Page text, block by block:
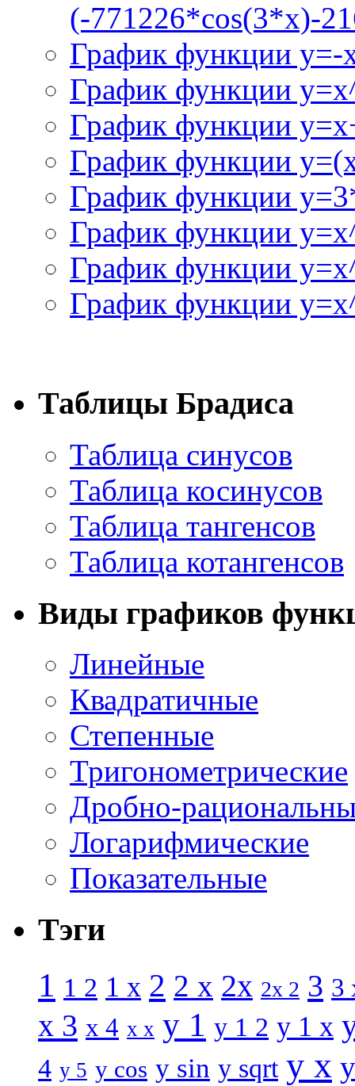
(-771226*cos(3*x)-
График функции
График функции
График функции
График функции
График функции
График функции
График функции
График функции
Таблицы Брадиса
Таблица синусов
Таблица косинусов
Таблица тангенсов
Таблица котангенсов
Виды графиков
Линейные
Квадратичные
Степенные
Тригонометрические
Дробно-
Логарифмические
Показательные
Тэги
1 1 2 1 x 2 2 x 2x 2x 2 3 3
x 3 x 4 x x y 1 y 1 2 y 1 x
4 y 5 y cos y sin y sqrt y x